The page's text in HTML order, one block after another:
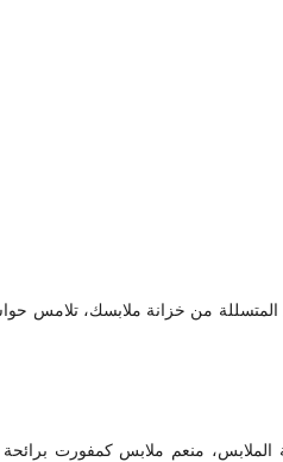
المتسللة من خزانة ملابسك، تلامس